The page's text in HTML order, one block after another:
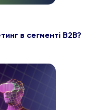
в сегменті B2B?